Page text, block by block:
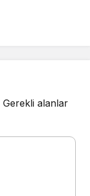
Gerekli alanlar